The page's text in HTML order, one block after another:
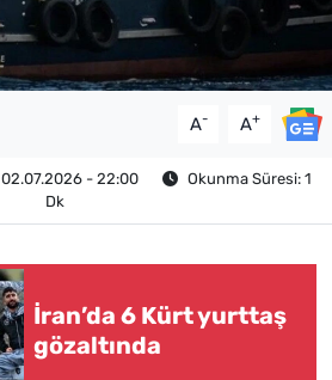
A- A+
02.07.2026 - 22:00
Okunma Süresi: 1
Dk
İran’da 6 Kürt yurttaş
gözaltında